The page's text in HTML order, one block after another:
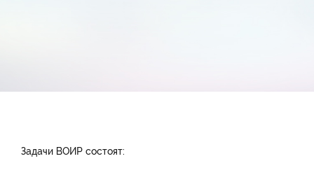
Задачи ВОИР состоят: